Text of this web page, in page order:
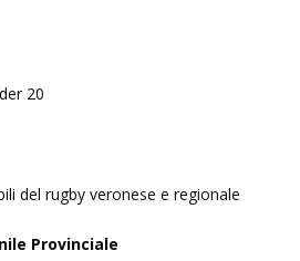
20
del rugby veronese e regionale
Provinciale